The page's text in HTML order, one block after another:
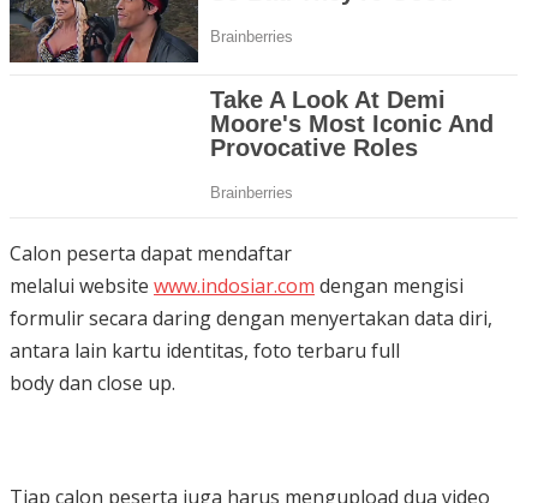
Calon peserta dapat mendaftar
melalui website www.indosiar.com dengan mengisi
formulir secara daring dengan menyertakan data diri,
antara lain kartu identitas, foto terbaru full
body dan close up.
Tiap calon peserta juga harus mengupload dua video